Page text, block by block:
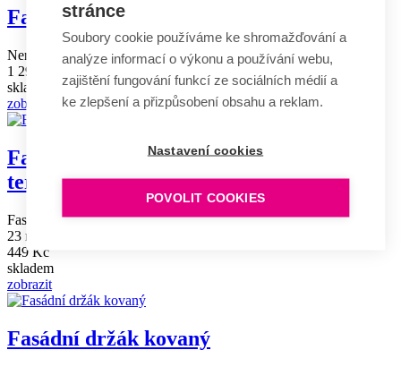
Fasádní držák vlajek nerezový základní
Nerezový fasádní držák vlajek pro 1, 2 nebo 3 žerdě, vhodný pro...
1 290 Kč
skladem
zobrazit
Fasádní držák vlajek s diamantovým
terčem
Fasádní držák vhodný k venkovním žerdím a tyčím s průměrem do
23 mm...
449 Kč
skladem
zobrazit
Fasádní držák kovaný
stránce
Soubory cookie používáme ke shromažďování a
analýze informací o výkonu a používání webu,
zajištění fungování funkcí ze sociálních médií a
ke zlepšení a přizpůsobení obsahu a reklam.
Nastavení cookies
POVOLIT COOKIES